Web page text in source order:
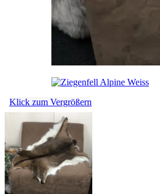
Klick zum Vergrößern